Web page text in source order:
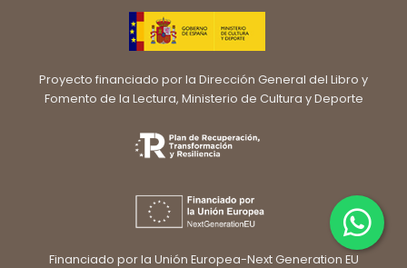
Proyecto financiado por la Dirección General del Libro y
Fomento de la Lectura, Ministerio de Cultura y Deporte
Financiado por la Unión Europea-Next Generation EU